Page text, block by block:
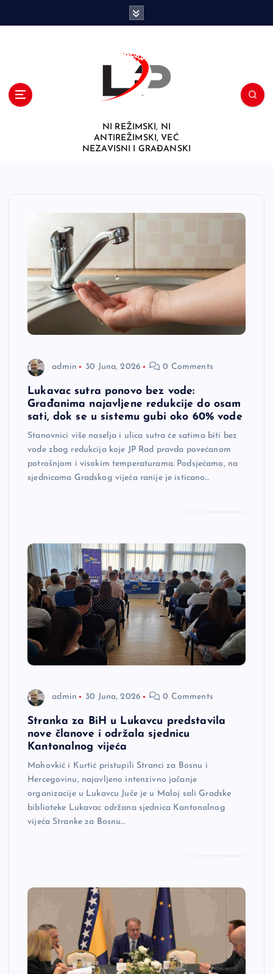
NI REŽIMSKI, NI
ANTIREŽIMSKI, VEĆ
NEZAVISNI I GRAĐANSKI
admin 30 Juna, 2026 0 Comments
Lukavac sutra ponovo bez vode:
Građanima najavljene redukcije do osam
sati, dok se u sistemu gubi oko 60% vode
Stanovnici više naselja i ulica sutra će satima biti bez
vode zbog redukcija koje JP Rad pravda povećanom
potrošnjom i visokim temperaturama. Podsjećamo, na
sjednicama Gradskog vijeća ranije je isticano…
admin 30 Juna, 2026 0 Comments
Stranka za BiH u Lukavcu predstavila
nove članove i održala sjednicu
Kantonalnog vijeća
Mahovkić i Kurtić pristupili Stranci za Bosnu i
Hercegovinu, najavljeno intenzivno jačanje
organizacije u Lukavcu Juče je u Maloj sali Gradske
biblioteke Lukavac održana sjednica Kantonalnog
vijeća Stranke za Bosnu…